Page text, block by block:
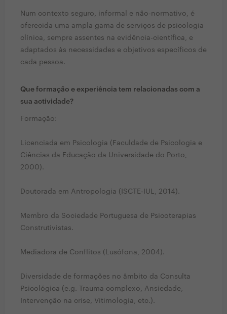
Num contexto seguro, informal e não-normativo, é
oferecida uma ampla gama de serviços de psicologia
clínica, sempre assentes na evidência-científica, e
adaptados às necessidades e objetivos específicos de
cada pessoa.
Que formação e experiência tem relacionadas com a
sua actividade?
Formação:
Licenciada em Psicologia (Faculdade de Psicologia e
Ciências da Educação da Universidade do Porto,
2000).
Doutorada em Antropologia (ISCTE-IUL, 2014).
Membro da Sociedade Portuguesa de Psicoterapias
Construtivistas.
Mediadora de Conflitos (Lusófona, 2004).
Diversidade de formações no âmbito da Consulta
Psicológica (e.g. Trauma complexo, Ansiedade,
Intervenção na crise, Vitimologia, etc.).